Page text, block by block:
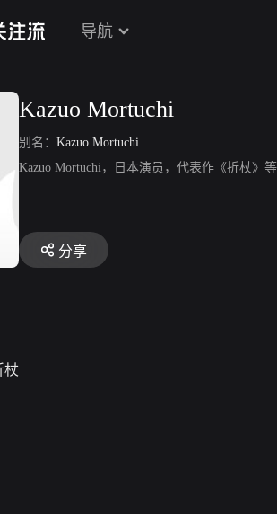
导航
Kazuo Mortuchi
别名： Kazuo Mortuchi
Kazuo Mortuchi，日本演员，代表作《折杖》
分享